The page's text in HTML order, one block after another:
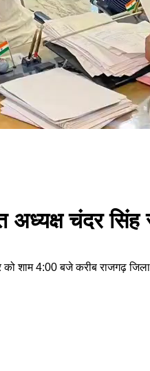
चंदर सिंह
को शाम 4:00 बजे करीब राजगढ़